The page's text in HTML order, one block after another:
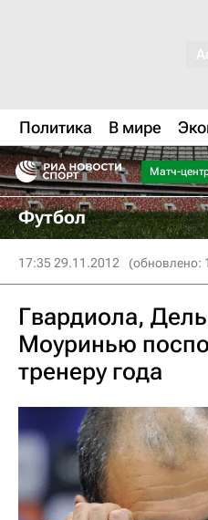
Политика В мире
Матч-
Футбол
17:35 29.11.2012 (обновлено:
Гвардиола,
Моуринью
тренеру года